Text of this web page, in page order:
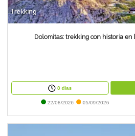
Trekking
Dolomitas: trekking con historia en
8 días
22/08/2026 05/09/2026